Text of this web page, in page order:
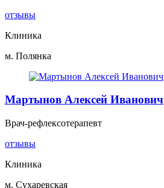
отзывы
Клиника
м. Полянка
Мартынов Алексей Иванович
Врач-рефлексотерапевт
отзывы
Клиника
м. Сухаревская